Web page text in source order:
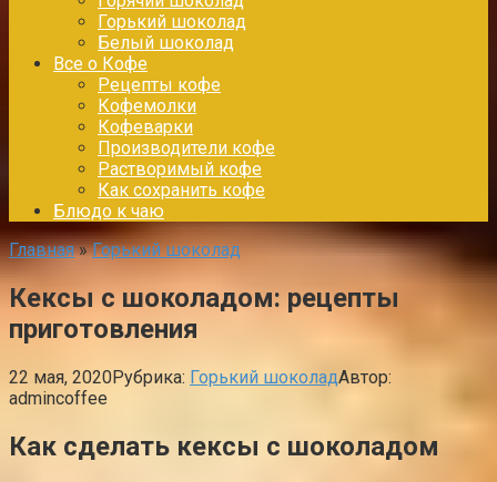
Горький шоколад
Белый шоколад
Все о Кофе
Рецепты кофе
Кофемолки
Кофеварки
Производители кофе
Растворимый кофе
Как сохранить кофе
Блюдо к чаю
Главная » Горький шоколад
Кексы с шоколадом: рецепты
приготовления
22 мая, 2020Рубрика: Горький шоколадАвтор:
admincoffee
Как сделать кексы с шоколадом